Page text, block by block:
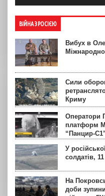
ВІЙНА З РОСІЄЮ
Вибух в
Сили
Криму
Оператори
платформ
“Панцир-
У
солдатів,
На
доби